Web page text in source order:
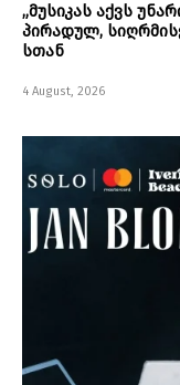
„მუსიკას აქვს
პირადულ,
სთან
4 August, 2026